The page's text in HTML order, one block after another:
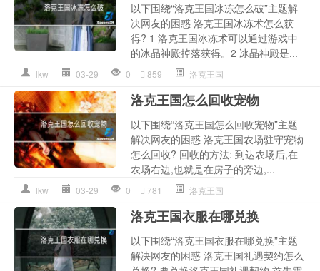
以下围绕“洛克王国冰冻怎么破”主题解
决网友的困惑 洛克王国冰冻术怎么获
得? 1 洛克王国冰冻术可以通过游戏中
的冰晶神殿掉落获得。2 冰晶神殿是...
lkw 03-29 0 859 洛克王国
洛克王国怎么回收宠物
以下围绕“洛克王国怎么回收宠物”主题
解决网友的困惑 洛克王国农场驻守宠物
怎么回收? 回收的方法: 到达农场后,在
农场右边,也就是在房子的旁边,...
lkw 03-29 0 781 洛克王国
洛克王国衣服在哪兑换
以下围绕“洛克王国衣服在哪兑换”主题
解决网友的困惑 洛克王国礼遇契约怎么